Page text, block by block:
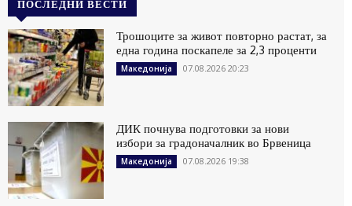
ПОСЛЕДНИ ВЕСТИ
Трошоците за живот повторно растат, за
една година поскапеле за 2,3 проценти
Македонија 07.08.2026 20:23
ДИК почнува подготовки за нови
избори за градоначалник во Брвеница
Македонија 07.08.2026 19:38